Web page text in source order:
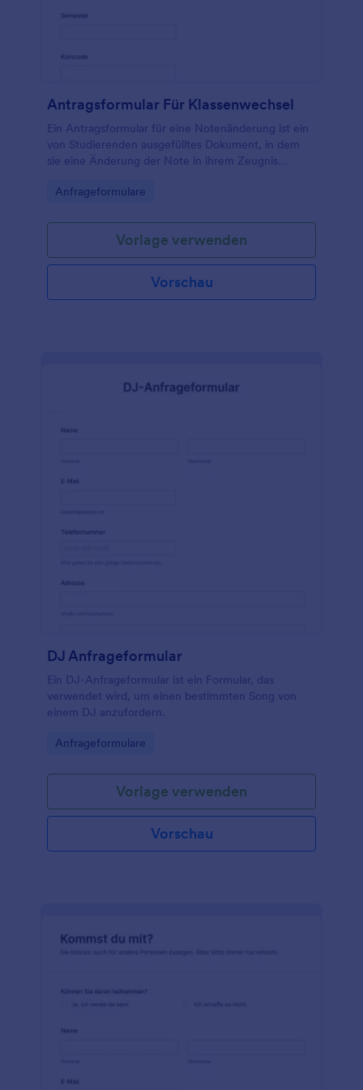
Antragsformular Für Klassenwechsel
Ein Antragsformular für eine Notenänderung ist ein
von Studierenden ausgefülltes Dokument, in dem
sie eine Änderung der Note in ihrem Zeugnis
Go to Category:
Anfrageformulare
Vorlage verwenden
Vorschau
DJ Anfrageformular
Ein DJ-Anfrageformular ist ein Formular, das
verwendet wird, um einen bestimmten Song von
einem DJ anzufordern.
Go to Category:
Anfrageformulare
Vorlage verwenden
Vorschau